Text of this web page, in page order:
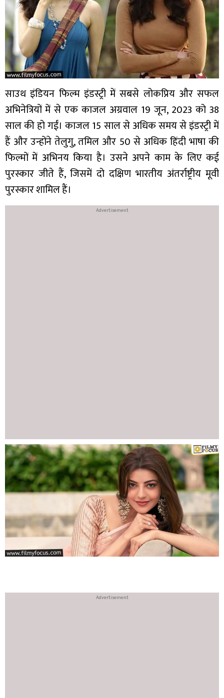
साउथ इंडियन फिल्म इंडस्ट्री में सबसे लोकप्रिय और सफल
अभिनेत्रियों में से एक काजल अग्रवाल 19 जून, 2023 को 38
साल की हो गईं। काजल 15 साल से अधिक समय से इंडस्ट्री में
हैं और उन्होंने तेलुगु, तमिल और 50 से अधिक हिंदी भाषा की
फिल्मों में अभिनय किया है। उसने अपने काम के लिए कई
पुरस्कार जीते हैं, जिसमें दो दक्षिण भारतीय अंतर्राष्ट्रीय मूवी
पुरस्कार शामिल हैं।